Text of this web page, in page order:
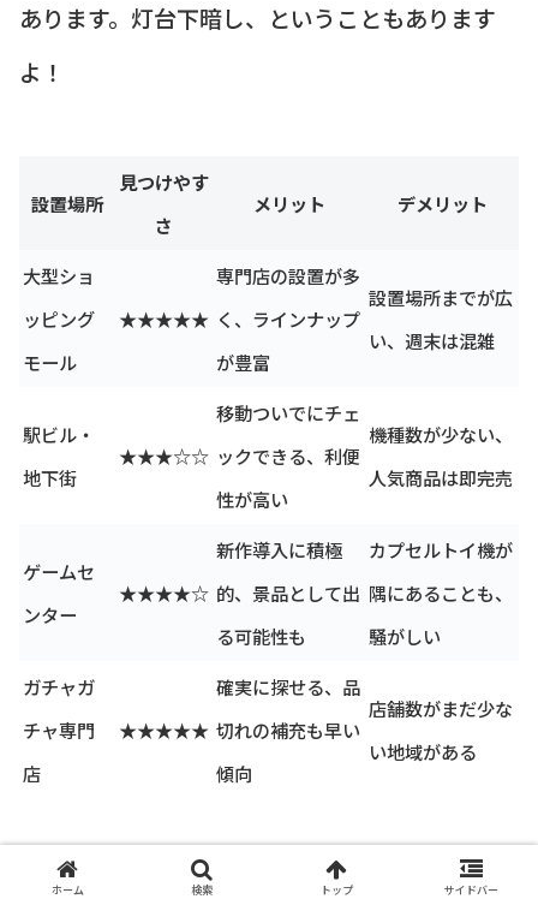
あります。灯台下暗し、ということもあります
よ！
設置場所
見つけやす
さ
メリット デメリット
大型ショ
ッピング
モール
★★★★★
専門店の設置が多
く、ラインナップ
が豊富
設置場所までが広
い、週末は混雑
駅ビル・
地下街
★★★☆☆
移動ついでにチェ
ックできる、利便
性が高い
機種数が少ない、
人気商品は即完売
ゲームセ
ンター
★★★★☆
新作導入に積極
的、景品として出
る可能性も
カプセルトイ機が
隅にあることも、
騒がしい
ガチャガ
チャ専門
店
★★★★★
確実に探せる、品
切れの補充も早い
傾向
店舗数がまだ少な
い地域がある
これらの情報をもとに、お近くの施設をリスト
ホーム 検索 トップ サイドバー